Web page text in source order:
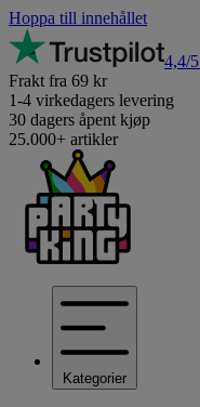
Hoppa till innehållet
4,4/5
Frakt fra 69 kr
1-4 virkedagers levering
30 dagers åpent kjøp
25.000+ artikler
Kategorier